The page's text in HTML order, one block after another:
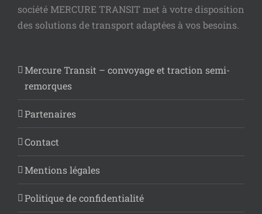
société MERCURE TRANSIT met à votre disposition
des solutions de transport adaptées à vos besoins.
Mercure Transit – convoyage et traction semi-
remorques
Partenaires
Contact
Mentions légales
Politique de confidentialité